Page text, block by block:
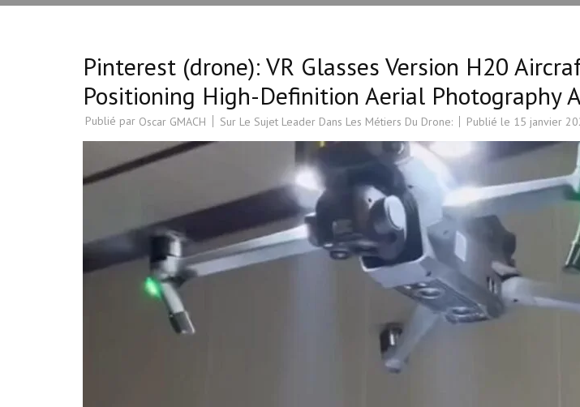
Pinterest (drone): VR Glasses Version H20
Positioning High-Definition Aerial Photography
Publié par Oscar GMACH Sur Le Sujet Leader Dans Les Métiers Du Drone: Publié le 15 janvier